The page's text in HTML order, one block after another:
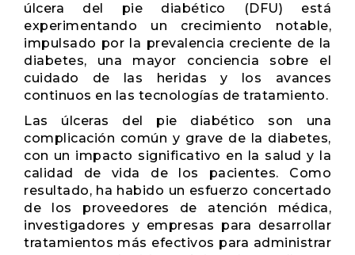
úlcera del pie diabético (DFU) está
experimentando un crecimiento notable,
impulsado por la prevalencia creciente de la
diabetes, una mayor conciencia sobre el
cuidado de las heridas y los avances
continuos en las tecnologías de tratamiento.
Las úlceras del pie diabético son una
complicación común y grave de la diabetes,
con un impacto significativo en la salud y la
calidad de vida de los pacientes. Como
resultado, ha habido un esfuerzo concertado
de los proveedores de atención médica,
investigadores y empresas para desarrollar
tratamientos más efectivos para administrar